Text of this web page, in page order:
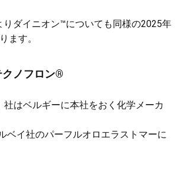
りダイニオン™についても同様の2025年
ます。
クノフロン®
社はベルギーに本社をおく化学メーカ
ベイ社のパーフルオロエラストマーに